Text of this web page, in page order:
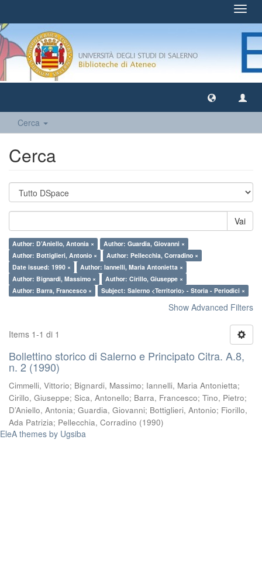
Cerca
Cerca
Vai
Author: D’Aniello, Antonia ×
Author: Guardia, Giovanni ×
Author: Bottiglieri, Antonio ×
Author: Pellecchia, Corradino ×
Date issued: 1990 ×
Author: Iannelli, Maria Antonietta ×
Author: Bignardi, Massimo ×
Author: Cirillo, Giuseppe ×
Author: Barra, Francesco ×
Subject: Salerno <Territorio> - Storia - Periodici ×
Show Advanced Filters
Items 1-1 di 1
Bollettino storico di Salerno e Principato Citra. A.8,
n. 2 (1990)
Cimmelli, Vittorio; Bignardi, Massimo; Iannelli, Maria Antonietta;
Cirillo, Giuseppe; Sica, Antonello; Barra, Francesco; Tino, Pietro;
D’Aniello, Antonia; Guardia, Giovanni; Bottiglieri, Antonio; Fiorillo,
Ada Patrizia; Pellecchia, Corradino (1990)
EleA themes by Ugsiba